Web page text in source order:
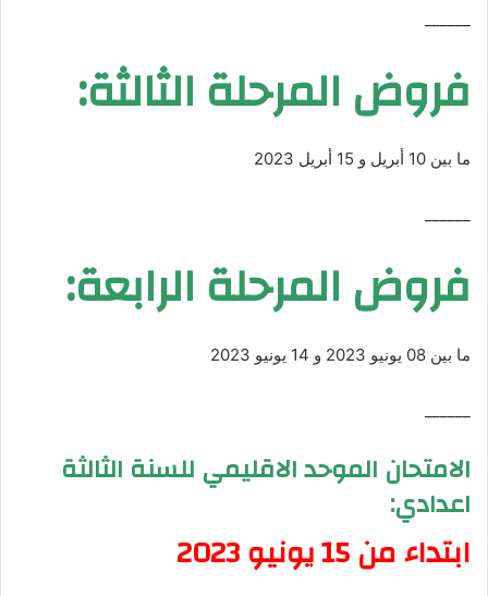
فروض المرحلة الثالثة:
ما بين 10 أبريل و 15 أبريل 2023
فروض المرحلة الرابعة:
ما بين 08 يونيو 2023 و 14 يونيو 2023
الامتحان الموحد الاقليمي للسنة الثالثة
اعدادي:
ابتداء من 15 يونيو 2023